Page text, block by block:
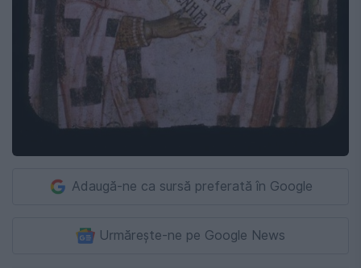
Adaugă-ne ca sursă preferată în Google
Urmărește-ne pe Google News